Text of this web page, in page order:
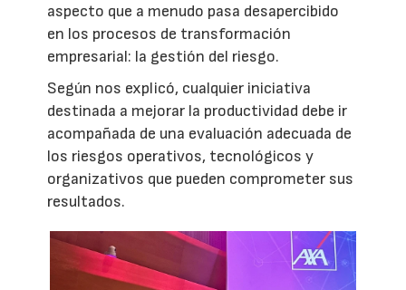
aspecto que a menudo pasa desapercibido
en los procesos de transformación
empresarial: la gestión del riesgo.
Según nos explicó, cualquier iniciativa
destinada a mejorar la productividad debe ir
acompañada de una evaluación adecuada de
los riesgos operativos, tecnológicos y
organizativos que pueden comprometer sus
resultados.